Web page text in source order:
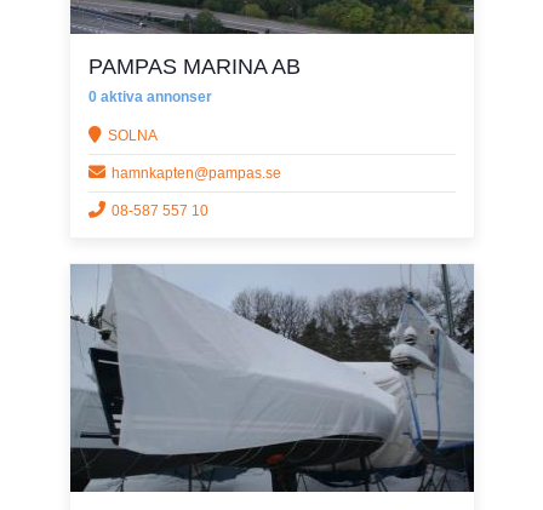
PAMPAS MARINA AB
0 aktiva annonser
SOLNA
hamnkapten@pampas.se
08-587 557 10